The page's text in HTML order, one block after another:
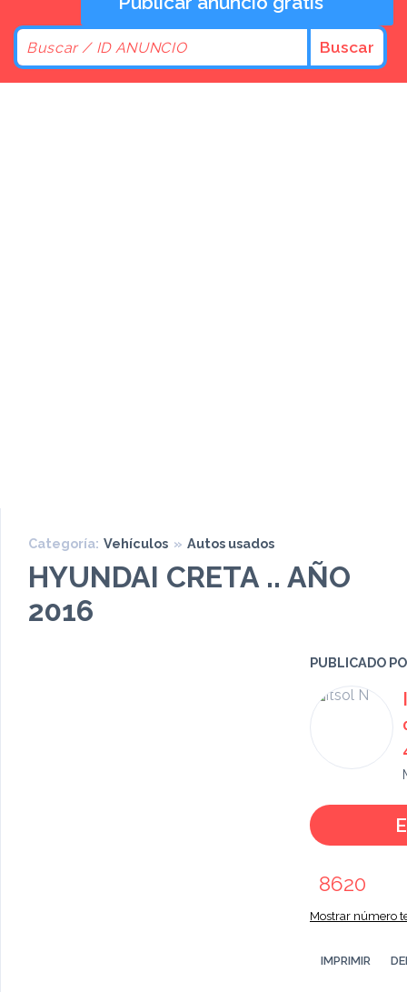
Buscar
Categoría: Vehículos » Autos usados
HYUNDAI CRETA .. AÑO
2016
PUBLICADO
8620
Mostrar número
IMPRIMIR